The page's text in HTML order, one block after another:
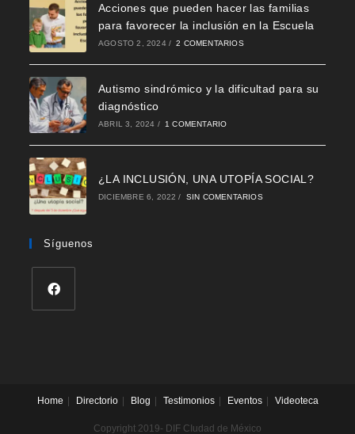
Acciones que pueden hacer las familias
para favorecer la inclusión en la Escuela
AGOSTO 2, 2024 / 2 COMENTARIOS
Autismo sindrómico y la dificultad para su
diagnóstico
ABRIL 3, 2024 / 1 COMENTARIO
¿LA INCLUSIÓN, UNA UTOPÍA SOCIAL?
DICIEMBRE 6, 2022 / SIN COMENTARIOS
Síguenos
nueva
Home Directorio Blog Testimonios Eventos Videoteca
Copyright 2019- DIF CIudad de México